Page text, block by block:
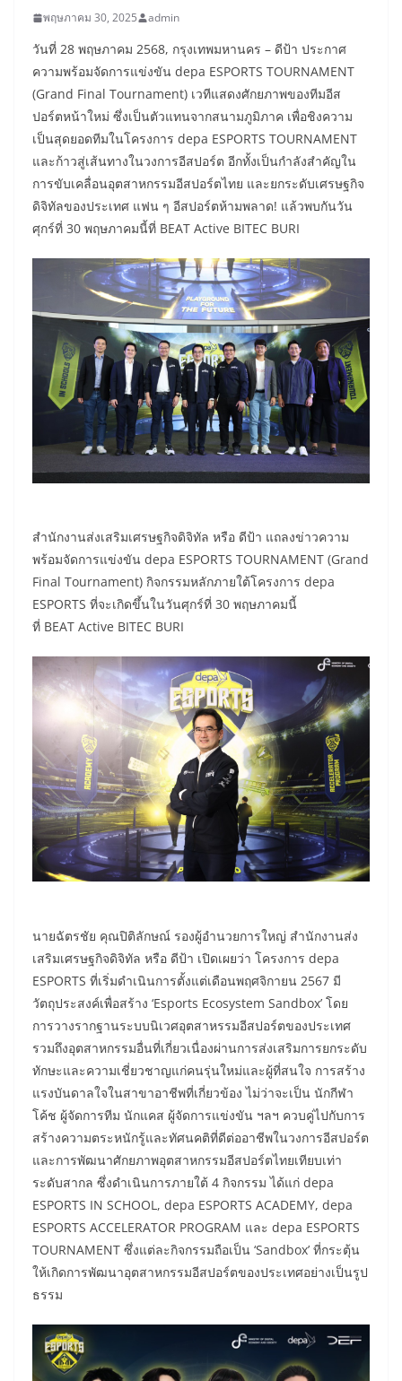
พฤษภาคม 30, 2025 admin
วันที่ 28 พฤษภาคม 2568, กรุงเทพมหานคร – ดีป้า ประกาศ
ความพร้อมจัดการแข่งขัน depa ESPORTS TOURNAMENT
(Grand Final Tournament) เวทีแสดงศักยภาพของทีมอีส
ปอร์ตหน้าใหม่ ซึ่งเป็นตัวแทนจากสนามภูมิภาค เพื่อชิงความ
เป็นสุดยอดทีมในโครงการ depa ESPORTS TOURNAMENT
และก้าวสู่เส้นทางในวงการอีสปอร์ต อีกทั้งเป็นกำลังสำคัญใน
การขับเคลื่อนอุตสาหกรรมอีสปอร์ตไทย และยกระดับเศรษฐกิจ
ดิจิทัลของประเทศ แฟน ๆ อีสปอร์ตห้ามพลาด! แล้วพบกันวัน
ศุกร์ที่ 30 พฤษภาคมนี้ที่ BEAT Active BITEC BURI
สำนักงานส่งเสริมเศรษฐกิจดิจิทัล หรือ ดีป้า แถลงข่าวความ
พร้อมจัดการแข่งขัน depa ESPORTS TOURNAMENT (Grand
Final Tournament) กิจกรรมหลักภายใต้โครงการ depa
ESPORTS ที่จะเกิดขึ้นในวันศุกร์ที่ 30 พฤษภาคมนี้
ที่ BEAT Active BITEC BURI
นายฉัตรชัย คุณปิติลักษณ์ รองผู้อำนวยการใหญ่ สำนักงานส่ง
เสริมเศรษฐกิจดิจิทัล หรือ ดีป้า เปิดเผยว่า โครงการ depa
ESPORTS ที่เริ่มดำเนินการตั้งแต่เดือนพฤศจิกายน 2567 มี
วัตถุประสงค์เพื่อสร้าง ‘Esports Ecosystem Sandbox’ โดย
การวางรากฐานระบบนิเวศอุตสาหรรมอีสปอร์ตของประเทศ
รวมถึงอุตสาหกรรมอื่นที่เกี่ยวเนื่องผ่านการส่งเสริมการยกระดับ
ทักษะและความเชี่ยวชาญแก่คนรุ่นใหม่และผู้ที่สนใจ การสร้าง
แรงบันดาลใจในสาขาอาชีพที่เกี่ยวข้อง ไม่ว่าจะเป็น นักกีฬา
โค้ช ผู้จัดการทีม นักแคส ผู้จัดการแข่งขัน ฯลฯ ควบคู่ไปกับการ
สร้างความตระหนักรู้และทัศนคติที่ดีต่ออาชีพในวงการอีสปอร์ต
และการพัฒนาศักยภาพอุตสาหกรรมอีสปอร์ตไทยเทียบเท่า
ระดับสากล ซึ่งดำเนินการภายใต้ 4 กิจกรรม ได้แก่ depa
ESPORTS IN SCHOOL, depa ESPORTS ACADEMY, depa
ESPORTS ACCELERATOR PROGRAM และ depa ESPORTS
TOURNAMENT ซึ่งแต่ละกิจกรรมถือเป็น ‘Sandbox’ ที่กระตุ้น
ให้เกิดการพัฒนาอุตสาหกรรมอีสปอร์ตของประเทศอย่างเป็นรูป
ธรรม